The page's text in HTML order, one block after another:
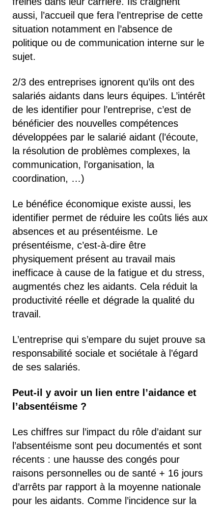
aussi, l’accueil que fera l’entreprise de cette
situation notamment en l’absence de
politique ou de communication interne sur le
sujet.
2/3 des entreprises ignorent qu’ils ont des
salariés aidants dans leurs équipes. L’intérêt
de les identifier pour l’entreprise, c’est de
bénéficier des nouvelles compétences
développées par le salarié aidant (l’écoute,
la résolution de problèmes complexes, la
communication, l’organisation, la
coordination, …)
Le bénéfice économique existe aussi, les
identifier permet de réduire les coûts liés aux
absences et au présentéisme. Le
présentéisme, c’est-à-dire être
physiquement présent au travail mais
inefficace à cause de la fatigue et du stress,
augmentés chez les aidants. Cela réduit la
productivité réelle et dégrade la qualité du
travail.
L’entreprise qui s’empare du sujet prouve sa
responsabilité sociale et sociétale à l’égard
de ses salariés.
Peut-il y avoir un lien entre l’aidance et
l’absentéisme ?
Les chiffres sur l’impact du rôle d’aidant sur
l’absentéisme sont peu documentés et sont
récents : une hausse des congés pour
raisons personnelles ou de santé + 16 jours
d’arrêts par rapport à la moyenne nationale
pour les aidants. Comme l’incidence sur la